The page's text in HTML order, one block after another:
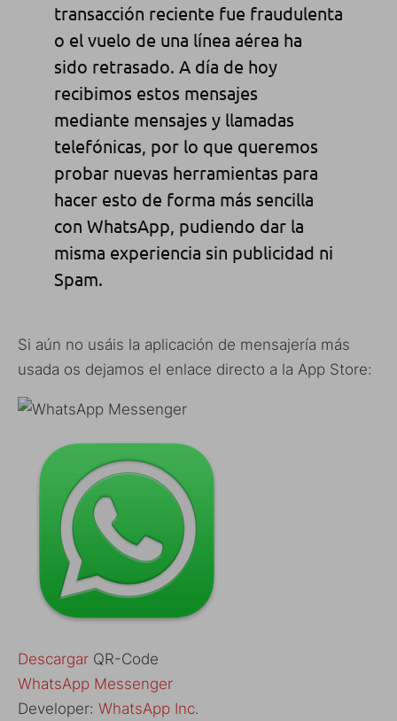
transacción reciente fue fraudulenta
o el vuelo de una línea aérea ha
sido retrasado. A día de hoy
recibimos estos mensajes
mediante mensajes y llamadas
telefónicas, por lo que queremos
probar nuevas herramientas para
hacer esto de forma más sencilla
con WhatsApp, pudiendo dar la
misma experiencia sin publicidad ni
Spam.
Si aún no usáis la aplicación de mensajería más
usada os dejamos el enlace directo a la App Store:
Descargar QR-Code
‎WhatsApp Messenger
Developer: WhatsApp Inc.